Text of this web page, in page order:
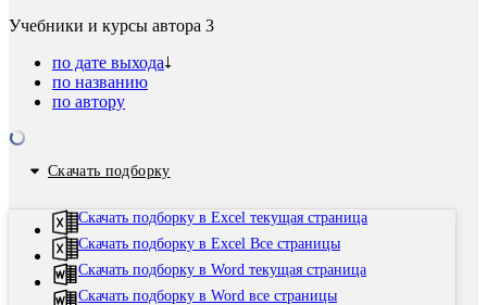
Учебники и курсы автора 3
по дате выхода
по названию
по автору
Скачать подборку
Скачать подборку в Excel текущая страница
Скачать подборку в Excel Все страницы
Скачать подборку в Word текущая страница
Скачать подборку в Word все страницы